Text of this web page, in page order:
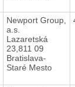
Newport Group,
a.s.
Lazaretská
23,811 09
Bratislava-
Staré Mesto